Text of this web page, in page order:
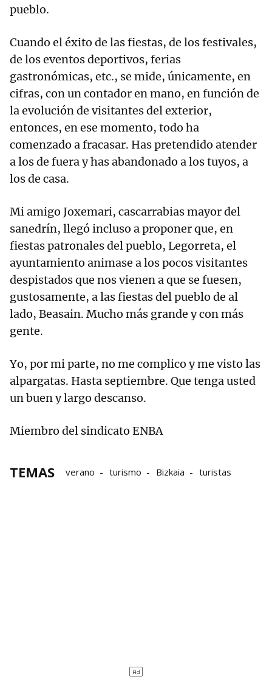
pueblo.
Cuando el éxito de las fiestas, de los festivales,
de los eventos deportivos, ferias
gastronómicas, etc., se mide, únicamente, en
cifras, con un contador en mano, en función de
la evolución de visitantes del exterior,
entonces, en ese momento, todo ha
comenzado a fracasar. Has pretendido atender
a los de fuera y has abandonado a los tuyos, a
los de casa.
Mi amigo Joxemari, cascarrabias mayor del
sanedrín, llegó incluso a proponer que, en
fiestas patronales del pueblo, Legorreta, el
ayuntamiento animase a los pocos visitantes
despistados que nos vienen a que se fuesen,
gustosamente, a las fiestas del pueblo de al
lado, Beasain. Mucho más grande y con más
gente.
Yo, por mi parte, no me complico y me visto las
alpargatas. Hasta septiembre. Que tenga usted
un buen y largo descanso.
Miembro del sindicato ENBA
TEMAS verano turismo Bizkaia turistas